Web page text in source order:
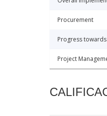
Procurement
Progress
Project